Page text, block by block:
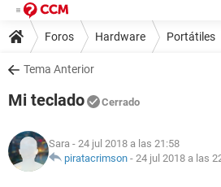
Foros Hardware Portátiles
Tema Anterior
Mi teclado Cerrado
Sara - 24 jul 2018 a las 21:58
piratacrimson - 24 jul 2018 a las